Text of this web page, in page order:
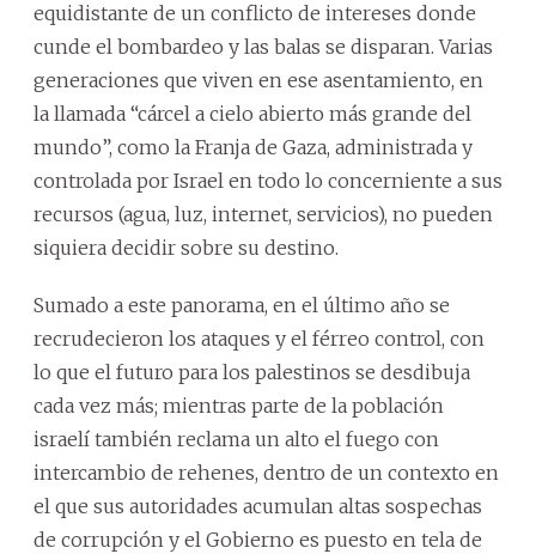
equidistante de un conflicto de intereses donde
cunde el bombardeo y las balas se disparan. Varias
generaciones que viven en ese asentamiento, en
la llamada “cárcel a cielo abierto más grande del
mundo”, como la Franja de Gaza, administrada y
controlada por Israel en todo lo concerniente a sus
recursos (agua, luz, internet, servicios), no pueden
siquiera decidir sobre su destino.
Sumado a este panorama, en el último año se
recrudecieron los ataques y el férreo control, con
lo que el futuro para los palestinos se desdibuja
cada vez más; mientras parte de la población
israelí también reclama un alto el fuego con
intercambio de rehenes, dentro de un contexto en
el que sus autoridades acumulan altas sospechas
de corrupción y el Gobierno es puesto en tela de